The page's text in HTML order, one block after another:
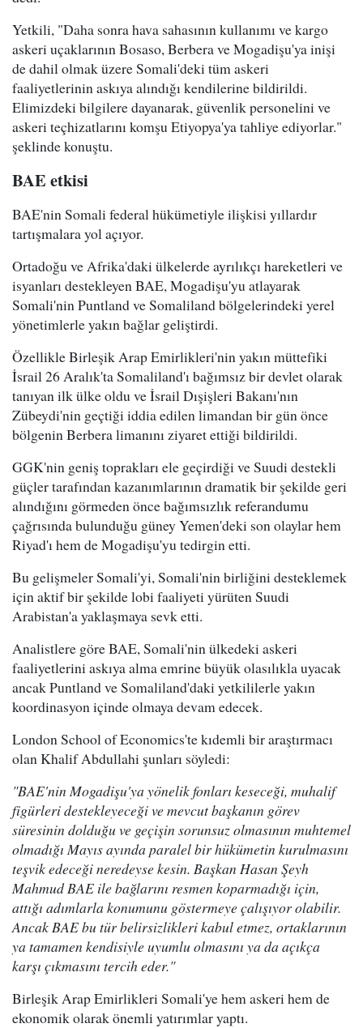
Yetkili, "Daha sonra hava sahasının kullanımı ve kargo
askeri uçaklarının Bosaso, Berbera ve Mogadişu'ya inişi
de dahil olmak üzere Somali'deki tüm askeri
faaliyetlerinin askıya alındığı kendilerine bildirildi.
Elimizdeki bilgilere dayanarak, güvenlik personelini ve
askeri teçhizatlarını komşu Etiyopya'ya tahliye ediyorlar."
şeklinde konuştu.
BAE etkisi
BAE'nin Somali federal hükümetiyle ilişkisi yıllardır
tartışmalara yol açıyor.
Ortadoğu ve Afrika'daki ülkelerde ayrılıkçı hareketleri ve
isyanları destekleyen BAE, Mogadişu'yu atlayarak
Somali'nin Puntland ve Somaliland bölgelerindeki yerel
yönetimlerle yakın bağlar geliştirdi.
Özellikle Birleşik Arap Emirlikleri'nin yakın müttefiki
İsrail 26 Aralık'ta Somaliland'ı bağımsız bir devlet olarak
tanıyan ilk ülke oldu ve İsrail Dışişleri Bakanı'nın
Zübeydi'nin geçtiği iddia edilen limandan bir gün önce
bölgenin Berbera limanını ziyaret ettiği bildirildi.
GGK'nin geniş toprakları ele geçirdiği ve Suudi destekli
güçler tarafından kazanımlarının dramatik bir şekilde geri
alındığını görmeden önce bağımsızlık referandumu
çağrısında bulunduğu güney Yemen'deki son olaylar hem
Riyad'ı hem de Mogadişu'yu tedirgin etti.
Bu gelişmeler Somali'yi, Somali'nin birliğini desteklemek
için aktif bir şekilde lobi faaliyeti yürüten Suudi
Arabistan'a yaklaşmaya sevk etti.
Analistlere göre BAE, Somali'nin ülkedeki askeri
faaliyetlerini askıya alma emrine büyük olasılıkla uyacak
ancak Puntland ve Somaliland'daki yetkililerle yakın
koordinasyon içinde olmaya devam edecek.
London School of Economics'te kıdemli bir araştırmacı
olan Khalif Abdullahi şunları söyledi:
"BAE'nin Mogadişu'ya yönelik fonları keseceği, muhalif
figürleri destekleyeceği ve mevcut başkanın görev
süresinin dolduğu ve geçişin sorunsuz olmasının muhtemel
olmadığı Mayıs ayında paralel bir hükümetin kurulmasını
teşvik edeceği neredeyse kesin. Başkan Hasan Şeyh
Mahmud BAE ile bağlarını resmen koparmadığı için,
attığı adımlarla konumunu göstermeye çalışıyor olabilir.
Ancak BAE bu tür belirsizlikleri kabul etmez, ortaklarının
ya tamamen kendisiyle uyumlu olmasını ya da açıkça
karşı çıkmasını tercih eder."
Birleşik Arap Emirlikleri Somali'ye hem askeri hem de
ekonomik olarak önemli yatırımlar yaptı.